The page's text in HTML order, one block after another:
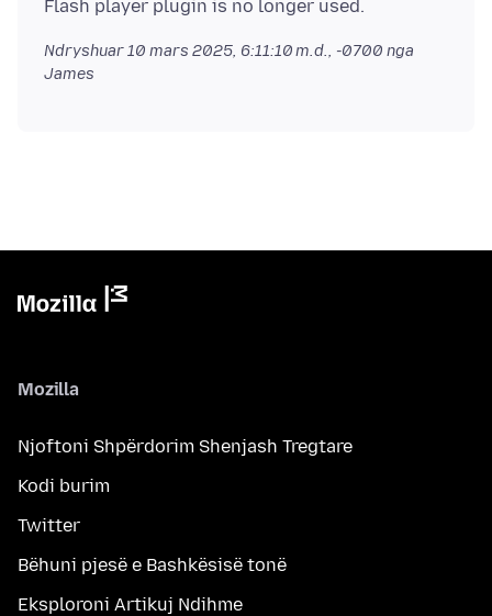
Ndryshuar10 mars 2025, 6:11:10 m.d., -0700 nga
James
Mozilla
Njoftoni Shpërdorim Shenjash Tregtare
Kodi burim
Twitter
Bëhuni pjesë e Bashkësisë tonë
Eksploroni Artikuj Ndihme